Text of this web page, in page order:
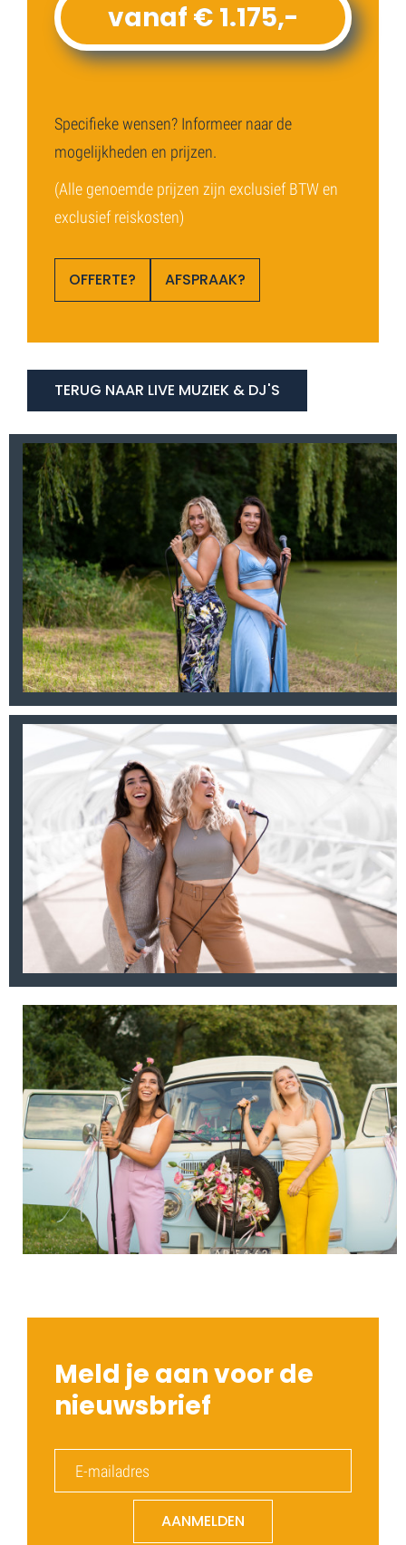
vanaf € 1.175,-
Specifieke wensen? Informeer naar de
mogelijkheden en prijzen.
(Alle genoemde prijzen zijn exclusief BTW en
exclusief reiskosten)
OFFERTE? AFSPRAAK?
TERUG NAAR LIVE MUZIEK & DJ'S
Meld je aan voor de
nieuwsbrief
AANMELDEN